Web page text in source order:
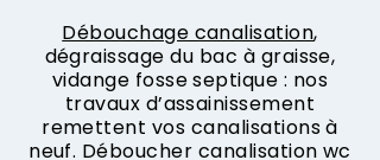
Débouchage canalisation,
dégraissage du bac à graisse,
vidange fosse septique : nos
travaux d’assainissement
remettent vos canalisations à
neuf. Déboucher canalisation wc